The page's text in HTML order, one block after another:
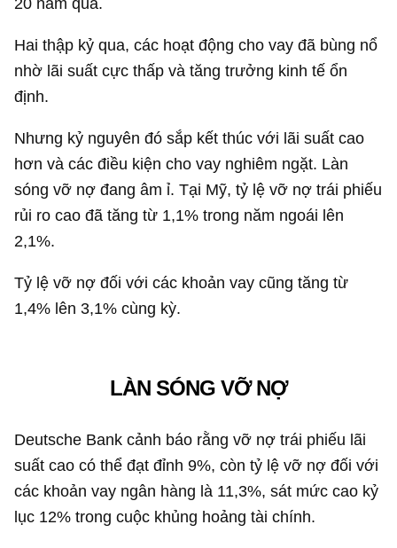
Hai thập kỷ qua, các hoạt động cho vay đã bùng nổ
nhờ lãi suất cực thấp và tăng trưởng kinh tế ổn
định.
Nhưng kỷ nguyên đó sắp kết thúc với lãi suất cao
hơn và các điều kiện cho vay nghiêm ngặt. Làn
sóng vỡ nợ đang âm ỉ. Tại Mỹ, tỷ lệ vỡ nợ trái phiếu
rủi ro cao đã tăng từ 1,1% trong năm ngoái lên
2,1%.
Tỷ lệ vỡ nợ đối với các khoản vay cũng tăng từ
1,4% lên 3,1% cùng kỳ.
LÀN SÓNG VỠ NỢ
Deutsche Bank cảnh báo rằng vỡ nợ trái phiếu lãi
suất cao có thể đạt đỉnh 9%, còn tỷ lệ vỡ nợ đối với
các khoản vay ngân hàng là 11,3%, sát mức cao kỷ
lục 12% trong cuộc khủng hoảng tài chính.